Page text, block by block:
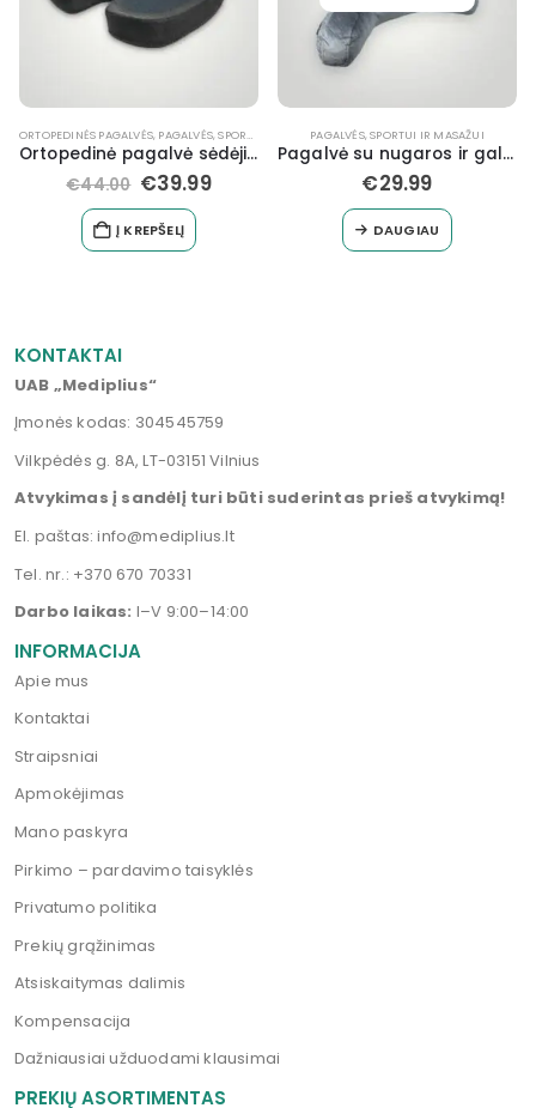
PAGALVĖS,PAGALVĖS,SPORTUI IR MASAŽUI
Ortopedinė pagalvė sėdėjimui deluxe
44.00 €39.99
Į KREPŠELĮ
PAGALVĖS,SPORTUI IR MASAŽUI
Pagalvė su nugaros ir galvos atrama COMFO-Plius
29.99
DAUGIAU
KONTAKTAI
UAB „Mediplius“
Įmonės kodas: 304545759
Vilkpėdės g. 8A, LT-03151 Vilnius
Atvykimas į sandėlį turi būti suderintas prieš atvykimą!
El. paštas:info@mediplius.lt
Tel. nr.: +370 670 70331
Darbo laikas: I–V 9:00–14:00
INFORMACIJA
Apie mus
Kontaktai
Straipsniai
Apmokėjimas
Mano paskyra
Pirkimo – pardavimo taisyklės
Privatumo politika
Prekių grąžinimas
Atsiskaitymas dalimis
Kompensacija
Dažniausiai užduodami klausimai
PREKIŲ ASORTIMENTAS